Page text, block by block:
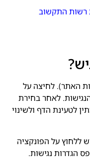
רשות התקשוב
האתר). לחיצה על
לאחר בחירת
לטעינת הדף ולשינוי
ללחוץ על הפונקציה
הגדרות נגישות.